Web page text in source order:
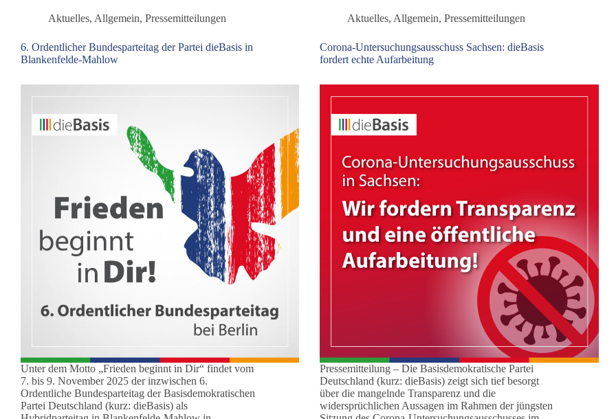
August
in
Hannover
die
Neutralität
Deutschlands
Aktuelles, Allgemein, Pressemitteilungen
6. Ordentlicher Bundesparteitag der Partei dieBasis in
Blankenfelde-Mahlow
Unter dem Motto „Frieden beginnt in Dir“ findet vom
7. bis 9. November 2025 der inzwischen 6.
Ordentliche Bundesparteitag der Basisdemokratischen
Partei Deutschland (kurz: dieBasis) als
Aktuelles, Allgemein,Pressemitteilungen
Corona-Untersuchungsausschuss Sachsen: dieBasis
fordert echte Aufarbeitung
Pressemitteilung – Die Basisdemokratische Partei
Deutschland (kurz: dieBasis) zeigt sich tief besorgt
über die mangelnde Transparenz und die
widersprüchlichen Aussagen im Rahmen der jüngsten